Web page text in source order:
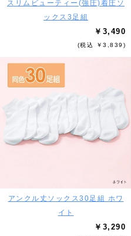
スリムビューティー(強圧)着圧ソ
ックス3足組
￥3,490
(税込 ￥3,839)
アンクル丈ソックス30足組 ホワ
イト
￥3,290